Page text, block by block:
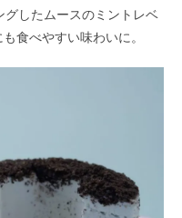
したムースのミントレベ
食べやすい味わいに。